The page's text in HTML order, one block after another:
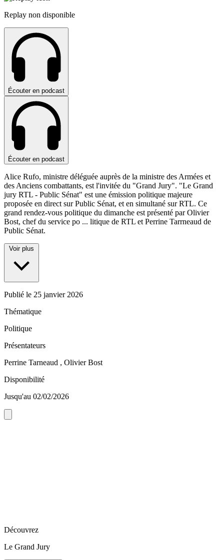
Replay non disponible
Écouter en podcast
Écouter en podcast
Alice Rufo, ministre déléguée auprès de la ministre des Armées et
des Anciens combattants, est l'invitée du "Grand Jury". "Le Grand
jury RTL - Public Sénat" est une émission politique majeure
proposée en direct sur Public Sénat, et en simultané sur RTL. Ce
grand rendez-vous politique du dimanche est présenté par Olivier
Bost, chef du service po ... litique de RTL et Perrine Tarrneaud de
Public Sénat.
Voir plus
Publié le 25 janvier 2026
Thématique
Politique
Présentateurs
Perrine Tarneaud , Olivier Bost
Disponibilité
Jusqu'au 02/02/2026
Découvrez
Le Grand Jury